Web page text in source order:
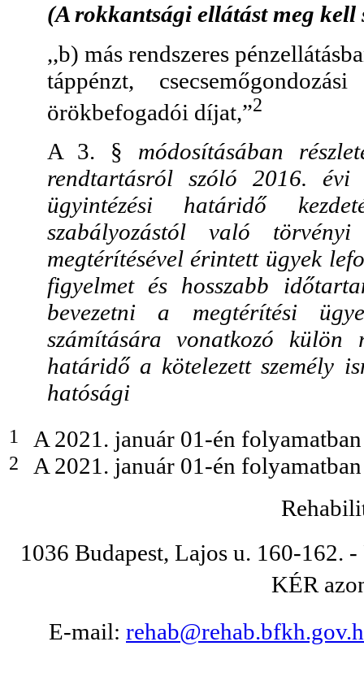
(A rokkantsági ellátást meg kell
,,b) más rendszeres
táppénzt,
örökbefogadói díjat,”2
A 3. § módosításában
rendtartásról szóló 2016.
ügyintézési határidő
szabályozástól való
megtérítésével érintett ügyek
figyelmet és hosszabb
bevezetni a megtérítési
számítására vonatkozó külön
határidő a kötelezett személy
hatósági
1 A 2021. január 01-én
2
A 2021. január 01-én
1036 Budapest, Lajos u. 160-162.
KÉR
E-mail: